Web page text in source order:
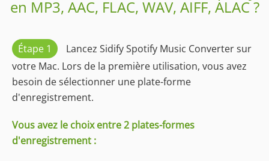
en MP3, AAC, FLAC, WAV, AIFF, ALAC ?
Étape 1
Lancez Sidify Spotify Music Converter sur
votre Mac. Lors de la première utilisation, vous avez
besoin de sélectionner une plate-forme
d'enregistrement.
Vous avez le choix entre 2 plates-formes
d'enregistrement :